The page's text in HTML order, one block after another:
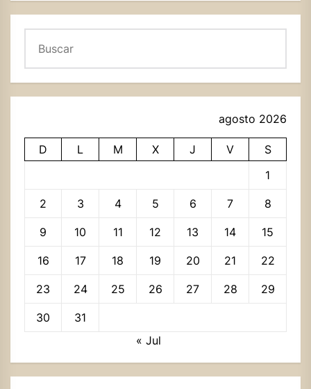
agosto 2026
D L M X J V
S
1
2 3 4 5 6 7 8
9 10 11 12 13 14 15
16 17 18 19 20 21 22
23 24 25 26 27 28 29
30
31
« Jul